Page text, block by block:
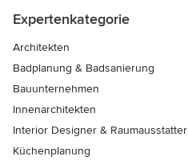
Expertenkategorie
Architekten
Badplanung & Badsanierung
Bauunternehmen
Innenarchitekten
Interior Designer & Raumausstatter
Küchenplanung